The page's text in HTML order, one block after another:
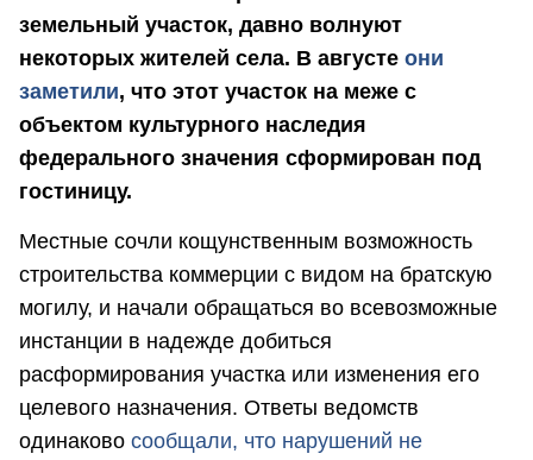
земельный участок, давно волнуют
некоторых жителей села. В августе они
заметили, что этот участок на меже с
объектом культурного наследия
федерального значения сформирован под
гостиницу.
Местные сочли кощунственным возможность
строительства коммерции с видом на братскую
могилу, и начали обращаться во всевозможные
инстанции в надежде добиться
расформирования участка или изменения его
целевого назначения. Ответы ведомств
одинаково сообщали, что нарушений не